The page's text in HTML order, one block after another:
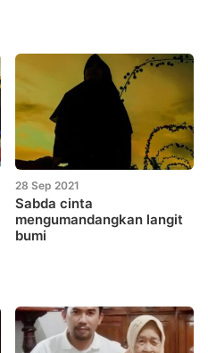
28 Sep 2021
Sabda cinta
mengumandangkan langit
bumi